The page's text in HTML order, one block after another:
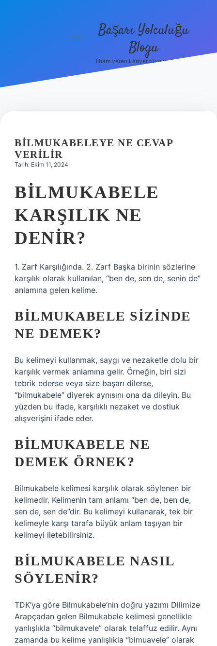
Hakkımızda
menüyüBaşarı Yolculuğu
Blogu
İlham veren kariyer tüyoları burada!
BILMUKABELEYE NE CEVAP
VERILIR
Tarih: Ekim 11, 2024
BILMUKABELE
KARŞILIK NE
DENIR?
1. Zarf Karşılığında. 2. Zarf Başka birinin sözlerine
karşılık olarak kullanılan, “ben de, sen de, senin de”
anlamına gelen kelime.
BILMUKABELE SIZINDE
NE DEMEK?
Bu kelimeyi kullanmak, saygı ve nezaketle dolu bir
karşılık vermek anlamına gelir. Örneğin, biri sizi
tebrik ederse veya size başarı dilerse,
“bilmukabele” diyerek aynısını ona da dileyin. Bu
yüzden bu ifade, karşılıklı nezaket ve dostluk
alışverişini ifade eder.
BILMUKABELE NE
DEMEK ÖRNEK?
Bilmukabele kelimesi karşılık olarak söylenen bir
kelimedir. Kelimenin tam anlamı “ben de, ben de,
sen de, sen de”dir. Bu kelimeyi kullanarak, tek bir
kelimeyle karşı tarafa büyük anlam taşıyan bir
kelimeyi iletebilirsiniz.
BILMUKABELE NASIL
SÖYLENIR?
TDK’ya göre Bilmukabele’nin doğru yazımı Dilimize
Arapçadan gelen Bilmukabele kelimesi genellikle
yanlışlıkla “bilmukavele” olarak telaffuz edilir. Aynı
zamanda bu kelime yanlışlıkla “bimuavele” olarak